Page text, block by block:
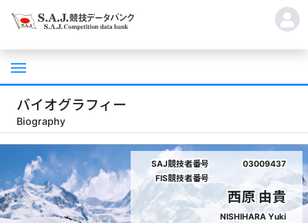
バイオグラフィー
Biography
SAJ競技者番号
03009437
FIS競技者番号
西原 由貴
NISHIHARA Yuki